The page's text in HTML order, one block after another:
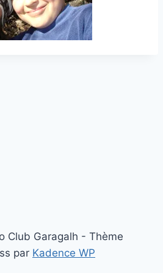
Club Garagalh - Thème
par Kadence WP